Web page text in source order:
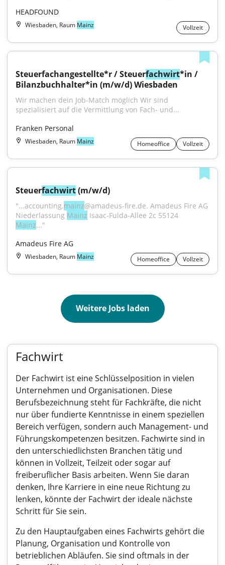
HEADFOUND
Wiesbaden, Raum Mainz Vollzeit
Steuerfachangestellte*r / Steuerfachwirt*in /
Bilanzbuchhalter*in (m/w/d) Wiesbaden
Wir machen dein Job-Match möglich Wir sind
spezialisiert auf die Vermittlung von Fach- und...
Franken Personal
Wiesbaden, Raum Mainz Homeoffice Vollzeit
Steuerfachwirt (m/w/d)
"...accounting.mainz@amadeus-fire.de. Amadeus Fire AG
Niederlassung Mainz
Mainz..."
Amadeus Fire AG
Wiesbaden, Raum Mainz Homeoffice Vollzeit
Weitere Jobs laden
Fachwirt
Der Fachwirt ist eine Schlüsselposition in vielen
Unternehmen und Organisationen. Diese
Berufsbezeichnung steht für Fachkräfte, die nicht
nur über fundierte Kenntnisse in einem speziellen
Bereich verfügen, sondern auch Management- und
Führungskompetenzen besitzen. Fachwirte sind in
den unterschiedlichsten Branchen tätig und
können in Vollzeit, Teilzeit oder sogar auf
freiberuflicher Basis arbeiten. Wenn Sie daran
denken, Ihre Karriere in eine neue Richtung zu
lenken, könnte der Fachwirt der ideale nächste
Schritt für Sie sein.
Zu den Hauptaufgaben eines Fachwirts gehört die
Planung, Organisation und Kontrolle von
betrieblichen Abläufen. Sie sind oftmals in der